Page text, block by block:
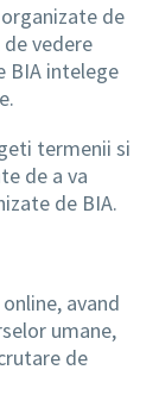
de
vedere
BIA intelege
termenii si
de a va
de BIA.
avand
umane,
de